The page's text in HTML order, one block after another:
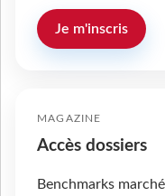
Je m'inscris
MAGAZINE
Accès dossiers
Benchmarks